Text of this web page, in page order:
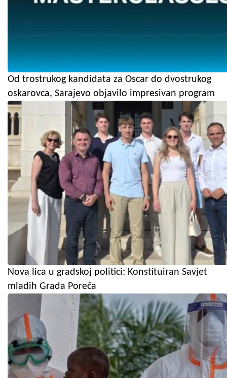
Od trostrukog kandidata za Oscar do dvostrukog
oskarovca, Sarajevo objavilo impresivan program
Nova lica u gradskoj politici: Konstituiran Savjet
mladih Grada Poreča